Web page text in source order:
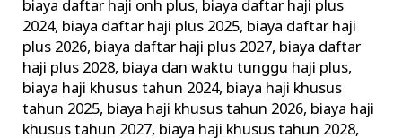
biaya daftar haji onh plus, biaya daftar haji plus
2024, biaya daftar haji plus 2025, biaya daftar haji
plus 2026, biaya daftar haji plus 2027, biaya daftar
haji plus 2028, biaya dan waktu tunggu haji plus,
biaya haji khusus tahun 2024, biaya haji khusus
tahun 2025, biaya haji khusus tahun 2026, biaya haji
khusus tahun 2027, biaya haji khusus tahun 2028,